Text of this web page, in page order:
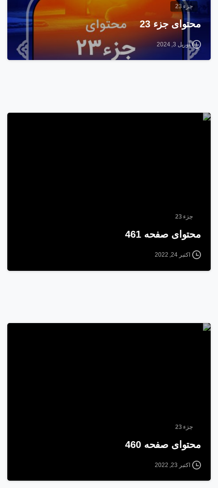
جزء 23
محتوای جزء 23
آوریل 3, 2024
جزء 23
محتوای صفحه 461
اکتبر 24, 2022
جزء 23
محتوای صفحه 460
اکتبر 23, 2022